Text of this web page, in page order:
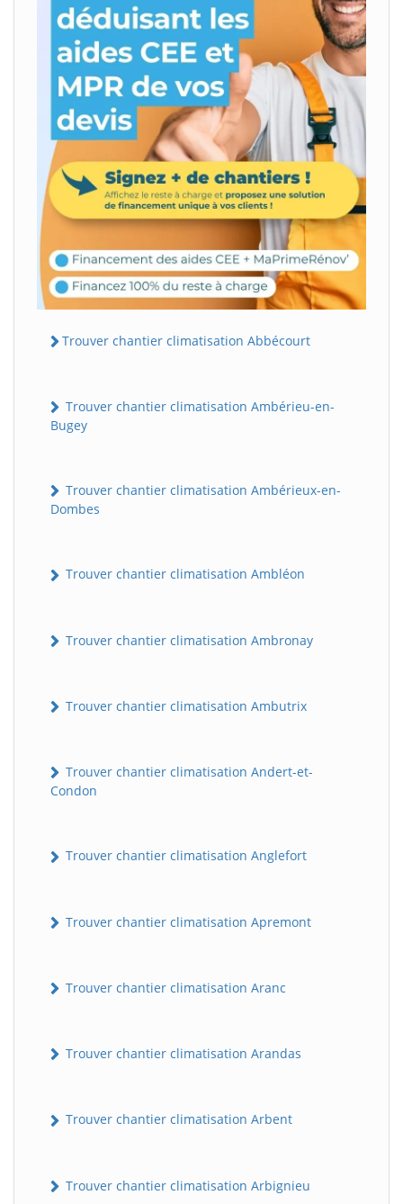
Trouver chantier climatisation Abbécourt
Trouver chantier climatisation Ambérieu-en-
Bugey
Trouver chantier climatisation Ambérieux-en-
Dombes
Trouver chantier climatisation Ambléon
Trouver chantier climatisation Ambronay
Trouver chantier climatisation Ambutrix
Trouver chantier climatisation Andert-et-
Condon
Trouver chantier climatisation Anglefort
Trouver chantier climatisation Apremont
Trouver chantier climatisation Aranc
Trouver chantier climatisation Arandas
Trouver chantier climatisation Arbent
Trouver chantier climatisation Arbignieu